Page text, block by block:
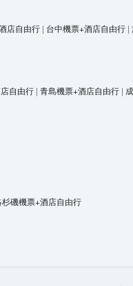
店自由行 | 台中機票+酒店自由行 |
自由行 | 青島機票+酒店自由行 |
杉磯機票+酒店自由行